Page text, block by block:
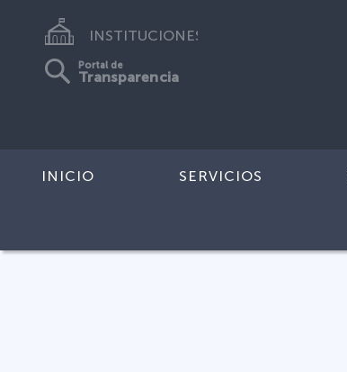
INSTITUCIONES
Portal de
Transparencia
INICIO SERVICIOS